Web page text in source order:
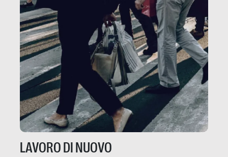
LAVORO DI NUOVO